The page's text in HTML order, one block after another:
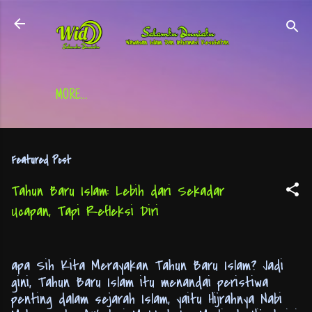
Skip to main content
MORE…
Featured Post
Tahun Baru Islam: Lebih dari Sekadar
Ucapan, Tapi Refleksi Diri
apa Sih Kita Merayakan Tahun Baru Islam? Jadi
gini, Tahun Baru Islam itu menandai peristiwa
penting dalam sejarah Islam, yaitu Hijrahnya Nabi